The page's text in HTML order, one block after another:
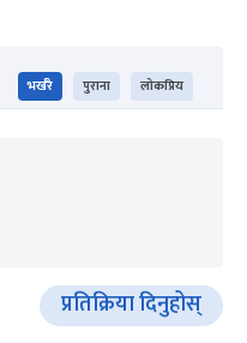
भर्खरै पुराना लोकप्रिय
प्रतिक्रिया दिनुहोस्